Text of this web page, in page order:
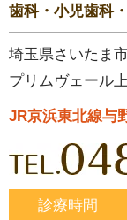
歯科・小児歯科
埼玉県さいたま
プリムヴェール
JR京浜東北線与
診療時間